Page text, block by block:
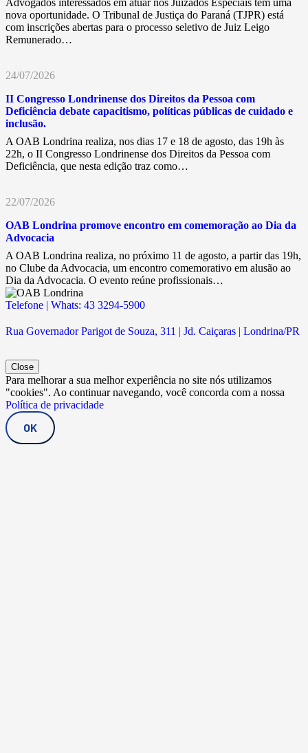
Advogados interessados em atuar nos Juizados Especiais têm uma
nova oportunidade. O Tribunal de Justiça do Paraná (TJPR) está
com inscrições abertas para o processo seletivo de Juiz Leigo
Remunerado…
24/07/2026
II Congresso Londrinense dos Direitos da Pessoa com
Deficiência debate capacitismo, políticas públicas de cuidado e
inclusão.
A OAB Londrina realiza, nos dias 17 e 18 de agosto, das 19h às
22h, o II Congresso Londrinense dos Direitos da Pessoa com
Deficiência, que nesta edição traz como…
22/07/2026
OAB Londrina promove encontro em comemoração ao Dia da
Advocacia
A OAB Londrina realiza, no próximo 11 de agosto, a partir das 19h,
no Clube da Advocacia, um encontro comemorativo em alusão ao
Dia da Advocacia. O evento reúne profissionais…
Telefone | Whats: 43 3294-5900
Rua Governador Parigot de Souza, 311 | Jd. Caiçaras | Londrina/PR
Close
Para melhorar a sua melhor experiência no site nós utilizamos
"cookies". Ao continuar navegando, você concorda com a nossa
Política de privacidade
OK